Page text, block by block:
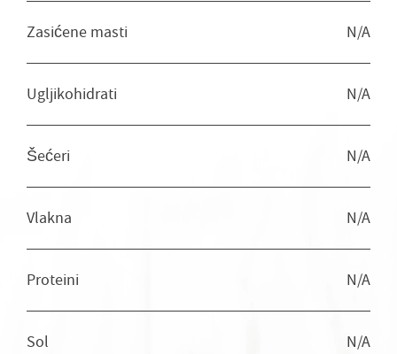
Zasićene masti N/A
Ugljikohidrati N/A
Šećeri N/A
Vlakna N/A
Proteini N/A
Sol N/A